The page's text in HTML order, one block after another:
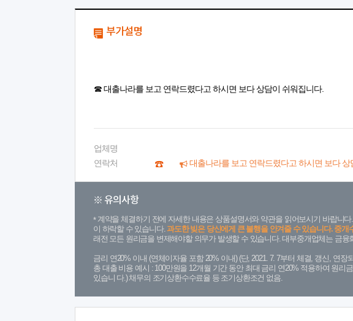
부가설명
☎ 대출나라를 보고 연락드렸다고 하시면 보다 상담이 쉬워집니다.
업체명
연락처
대출나라를 보고 연락드렸다고 하시면 보다 상
※ 유의사항
계약을 체결하기 전에 자세한 내용은 상품설명서와 약관을 읽어보시기 바랍니
이 하락할 수 있습니다.과도한 빚은 당신에게 큰 불행을 안겨줄 수 있습니다. 중
래전 모든 원리금을 변제해야할 의무가 발생할 수 있습니다. 대부중개업체는 금
금리 연20% 이내 (연체이자율 포함 20% 이내) (단, 2021. 7. 7부터 체결, 갱신, 연
총 대출 비용 예시 : 100만원을 12개월 기간 동안 최대 금리 연20% 적용하여 원
있습니 다.) 채무의 조기상환수수료율 등 조기상환조건 없음.